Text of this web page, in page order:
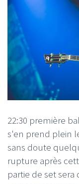
22:30 première
s'en prend plein
sans doute
rupture après
partie de set